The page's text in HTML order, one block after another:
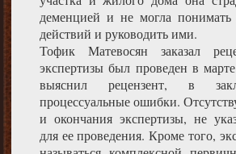
деменцией и не могла понимать
действий и руководить ими.
Тофик Матевосян заказал
экспертизы был проведен в
выяснил рецензент, в
процессуальные ошибки.
и окончания экспертизы, не
для ее проведения. Кроме того,